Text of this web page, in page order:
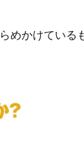
めかけている